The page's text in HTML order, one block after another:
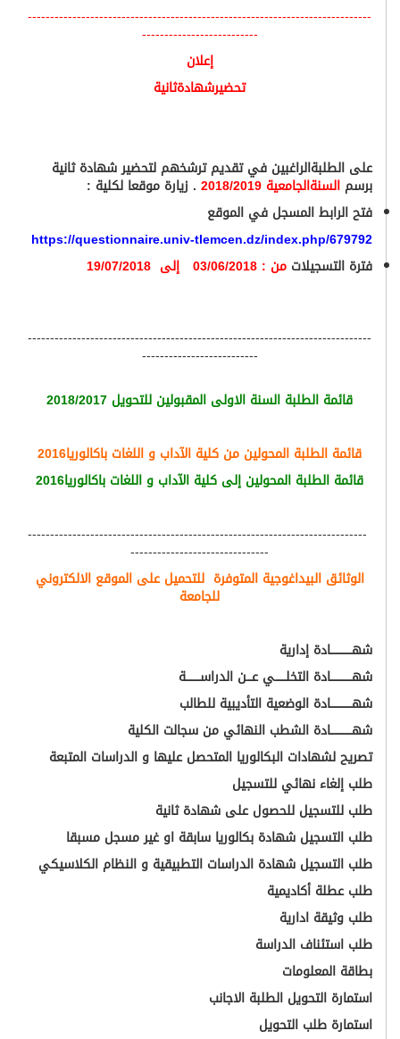
-----------------------------------------------------------------------------
--------------------------
إعلان
تحضيرشهادةثانية
على الطلبةالراغبين في تقديم ترشخهم لتحضير شهادة ثانية
برسم السنةالجامعية 2018/2019
. زيارة موقعا لكلية :
فتح الرابط المسجل في الموقع
https://questionnaire.univ-tlemcen.dz/index.php/679792
فترة التسجيلات من : 03/06/2018 إلى 19/07/2018
-----------------------------------------------------------------------------
--------------------------
قائمة الطلبة السنة الاولى المقبولين للتحويل 2018/2017
قائمة الطلبة المحولين من كلية الآداب و اللغات باكالوريا2016
قائمة الطلبة المحولين إلى كلية الآداب و اللغات باكالوريا2016
----------------------------------------------------------------------------
-------------------------------
الوثائق البيداغوجية المتوفرة للتحميل على الموقع الالكتروني
للجامعة
شهــــــــــــادة إدارية
شهــــــــــــادة التخلــــــي عـــن الدراســــــــة
شهــــــــــــادة الوضعية التأديبية للطالب
شهــــــــــــادة الشطب النهائي من سجالت الكلية
تصريح لشهادات البكالوريا المتحصل عليها و الدراسات المتبعة
طلب إلغاء نهائي للتسجيل
طلب للتسجيل للحصول على شهادة ثانية
طلب التسجيل شهادة بكالوريا سابقة او غير مسجل مسبقا
طلب التسجيل شهادة الدراسات التطبيقية و النظام الكلاسيكي
طلب عطلة أكاديمية
طلب وثيقة ادارية
طلب استئناف الدراسة
بطاقة المعلومات
استمارة التحويل الطلبة الاجانب
استمارة طلب التحويل